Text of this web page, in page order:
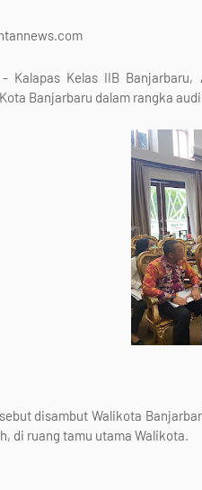
- Kalapas Kelas IIB
Banjarbaru dalam rangka
disambut Walikota
di ruang tamu utama Walikota.